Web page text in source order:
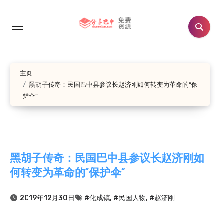
主页
黑胡子传奇：民国巴中县参议长赵济刚如何转变为革命的“保
护伞”
黑胡子传奇：民国巴中县参议长赵济刚如
何转变为革命的“保护伞”
2019年12月30日 #化成镇, #民国人物, #赵济刚